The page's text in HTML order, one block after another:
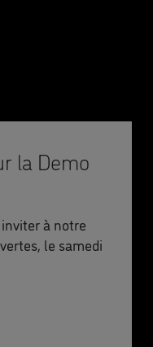
la Demo
à notre
le samedi